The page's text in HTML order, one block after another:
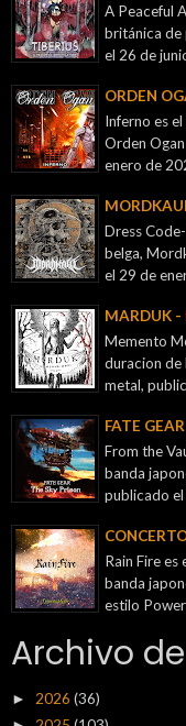
A Peaceful
británica de
el 26 de
ORDEN
Inferno es
Orden
enero de
Dress
belga,
el 29 de
MARDUK -
Memento
duracion de
metal,
FATE
From the
banda
publicado el
Rain Fire
banda
estilo
Archivo
► 2026 (36)